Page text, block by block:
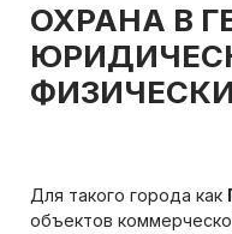
ОХРАНА В
Для такого города как
объектов